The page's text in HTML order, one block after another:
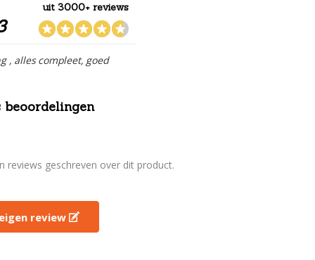
uit 3000+ reviews
, alles compleet, goed
beoordelingen
reviews geschreven over dit product.
review